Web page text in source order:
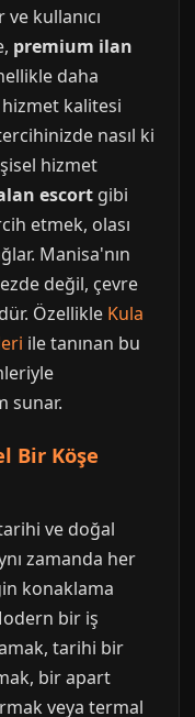
kullanıcı
premium ilan
daha
kalitesi
nasıl ki
hizmet
escort gibi
etmek, olası
Manisa'nın
değil, çevre
Özellikle Kula
ile tanınan bu
sunar.
Bir Köşe
ve doğal
zamanda her
konaklama
bir iş
tarihi bir
bir apart
veya termal